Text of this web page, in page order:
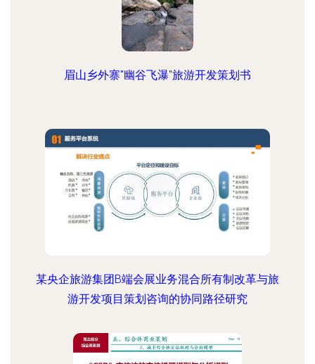
眉山乡外寨"幽谷飞瀑"旅游开发策划书
某央企旅游集团B端会展业务混合所有制改革与旅
游开发项目策划咨询的协同路径研究